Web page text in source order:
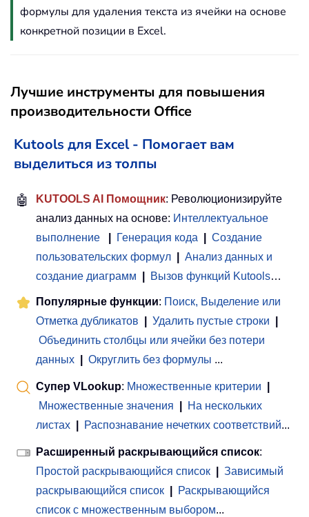
формулы для удаления текста из ячейки на основе
конкретной позиции в Excel.
Лучшие инструменты для повышения
производительности Office
Kutools для Excel - Помогает вам
выделиться из толпы
🤖 KUTOOLS AI Помощник: Революционизируйте
анализ данных на основе: Интеллектуальное
выполнение
Генерация кода
Создание
пользовательских формул
Анализ данных и
создание диаграмм
Вызов функций Kutools…
Популярные функции: Поиск, Выделение или
Отметка дубликатов
Удалить пустые строки
Объединить столбцы или ячейки без потери
данных
Округлить без формулы ...
Супер VLookup: Множественные критерии
Множественные значения
На нескольких
листах
Распознавание нечетких соответствий...
Расширенный раскрывающийся список:
Простой раскрывающийся список
Зависимый
раскрывающийся список
Раскрывающийся
список с множественным выбором...